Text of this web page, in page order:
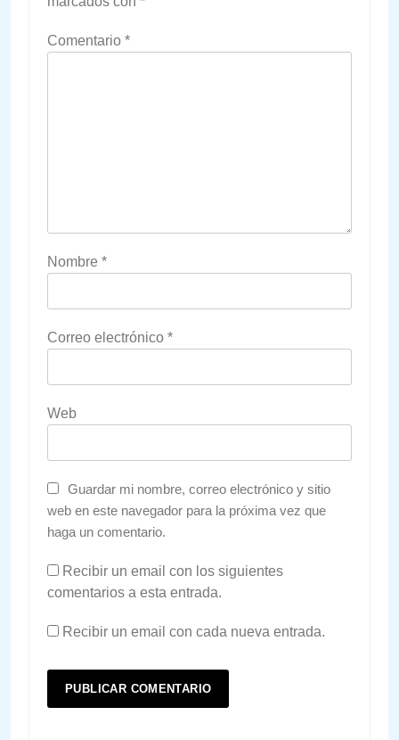
Comentario *
Nombre *
Correo electrónico *
Web
Guardar mi nombre, correo electrónico y sitio
web en este navegador para la próxima vez que
haga un comentario.
Recibir un email con los siguientes
comentarios a esta entrada.
Recibir un email con cada nueva entrada.